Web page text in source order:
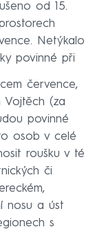
od 15.
Netýkalo
povinné při
července,
Vojtěch (za
povinné
osob v celé
roušku v té
či
nosu a úst
s